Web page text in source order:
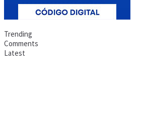
Trending
Comments
Latest